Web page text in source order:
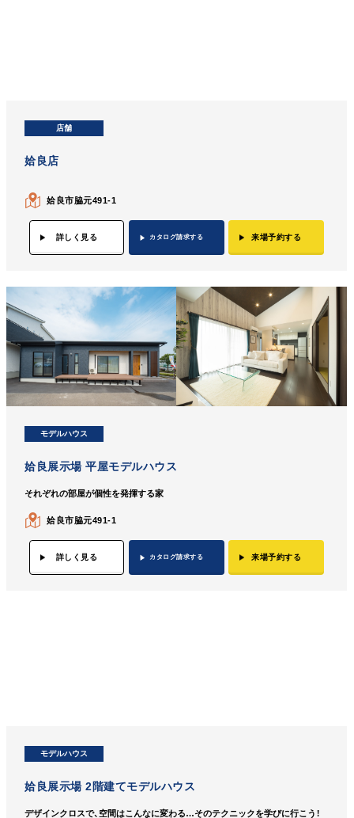
姶良店
店舗
姶良市脇元491-1
詳しく見る カタログ請求する 来場予約する
姶良展示場 平屋モデルハウス
モデルハウス
それぞれの部屋が個性を発揮する家
姶良市脇元491-1
詳しく見る カタログ請求する 来場予約する
姶良展示場 2階建てモデルハウス
モデルハウス
デザインクロスで、空間はこんなに変わる…そのテクニックを学びに行こう！